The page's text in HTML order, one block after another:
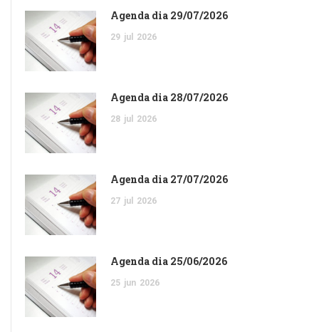
Agenda dia 29/07/2026
29 jul 2026
Agenda dia 28/07/2026
28 jul 2026
Agenda dia 27/07/2026
27 jul 2026
Agenda dia 25/06/2026
25 jun 2026